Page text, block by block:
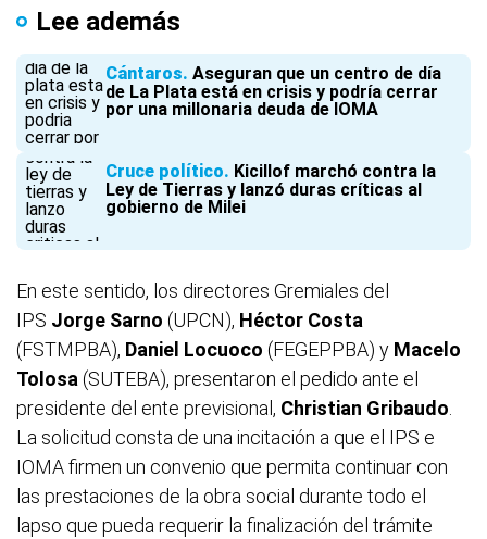
Lee además
Cántaros Aseguran que un centro de día
de La Plata está en crisis y podría cerrar
por una millonaria deuda de IOMA
Cruce político Kicillof marchó contra la
Ley de Tierras y lanzó duras críticas al
gobierno de Milei
En este sentido, los directores Gremiales del
IPS Jorge Sarno (UPCN), Héctor Costa
(FSTMPBA), Daniel Locuoco (FEGEPPBA) y Macelo
Tolosa (SUTEBA), presentaron el pedido ante el
presidente del ente previsional, Christian Gribaudo
La solicitud consta de una incitación a que el IPS e
IOMA firmen un convenio que permita continuar con
las prestaciones de la obra social durante todo el
lapso que pueda requerir la finalización del trámite